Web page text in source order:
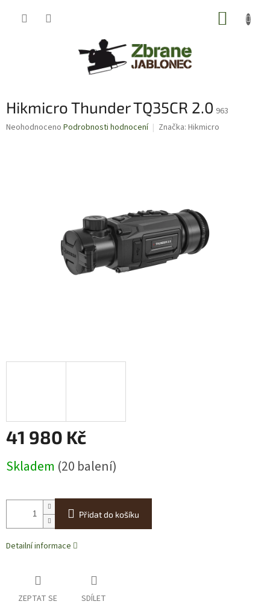
Hikmicro Thunder TQ35CR 2.0 963
Průměrné
Neohodnoceno Podrobnosti hodnocení Značka: Hikmicro
41 980 Kč
cena:
Skladem (20 balení)
Přidat do košíku
Detailní informace
ZEPTAT SE SDÍLET